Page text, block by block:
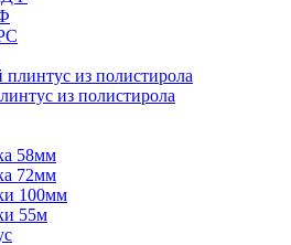
из полистирола
58мм
72мм
100мм
55м